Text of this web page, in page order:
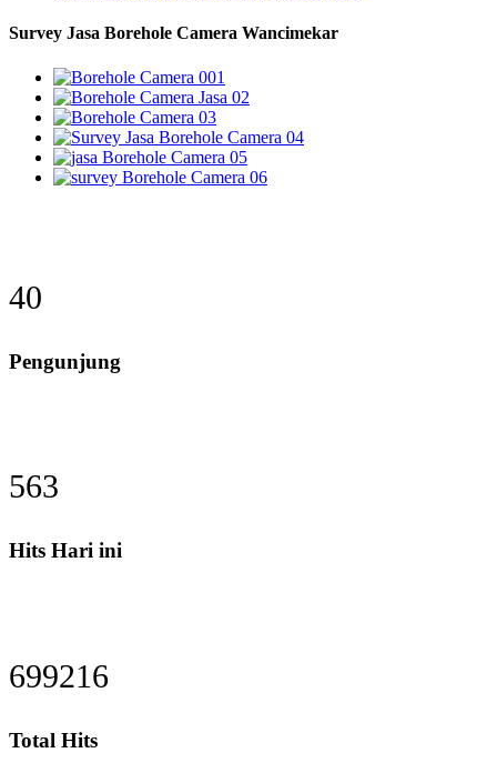
Survey Jasa Borehole Camera Wancimekar
49
Pengunjung
691
Hits Hari ini
858388
Total Hits